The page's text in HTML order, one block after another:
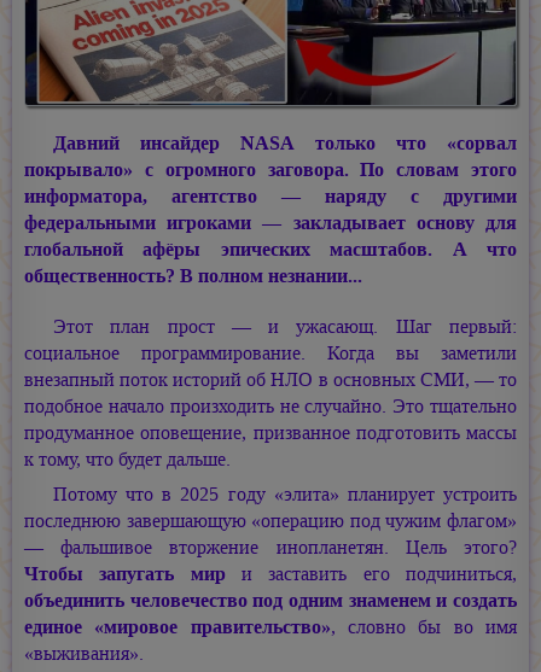
Давний инсайдер NASA только что «сорвал
покрывало» с огромного заговора. По словам этого
информатора, агентство — наряду с другими
федеральными игроками — закладывает основу для
глобальной афёры эпических масштабов. А что
общественность? В полном незнании...
Этот план прост — и ужасающ. Шаг первый:
социальное программирование. Когда вы заметили
внезапный поток историй об НЛО в основных СМИ, — то
подобное начало произходить не случайно. Это тщательно
продуманное оповещение, призванное подготовить массы
к тому, что будет дальше.
Потому что в 2025 году «элита» планирует устроить
последнюю завершающую «операцию под чужим флагом»
— фальшивое вторжение инопланетян. Цель этого?
Чтобы запугать мири заставить его подчиниться,
объединить человечество под одним знаменем и создать
единое «мировое правительство», словно бы во имя
«выживания».